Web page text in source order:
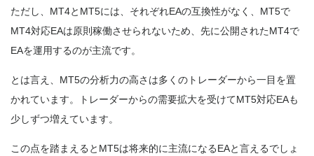
ただし、MT4とMT5には、それぞれEAの互換性がなく、MT5で
MT4対応EAは原則稼働させられないため、先に公開されたMT4で
EAを運用するのが主流です。
とは言え、MT5の分析力の高さは多くのトレーダーから一目を置
かれています。トレーダーからの需要拡大を受けてMT5対応EAも
少しずつ増えています。
この点を踏まえるとMT5は将来的に主流になるEAと言えるでしょ